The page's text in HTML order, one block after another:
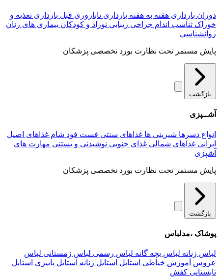
دوران بارداری هفته به هفته بارداری ناباروری قبل بارداری تغذیه و
خوراک تناسب اندام جراحی زیبایی نوزاد و کودکان بیماری های زنان
روانشناسی
پایش مستمر تحت نظارت بورد تخصصی پزشکان
بازگشت
آشــپزی
انواع دسرها شیرینی ها غذاهای سنتی فست فود شام غذاهای اصیل
ایرانی غذاهای شمالی غذای جنوبی نوشیدنی و بستنی مهارت های
آشپزی
پایش مستمر تحت نظارت بورد تخصصی پزشکان
بازگشت
پوشاک ،مدلباس
لباس زنانه لباس بچه گانه لباس رسمی لباس زمستانی لباس
عروس آموزش خیاطی استایل استایل زنانه استایل پاییزی استایل
تابستانی کفش